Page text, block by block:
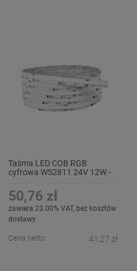
Taśma LED COB RGB
cyfrowa WS2811 24V 12W -
50,76 zł
zawiera 23.00% VAT, bez kosztów
dostawy
Cena netto: 41,27 zł